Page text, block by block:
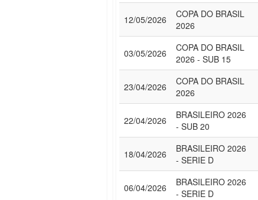
12/05/2026
COPA DO BRASIL
2026
03/05/2026
COPA DO BRASIL
2026 - SUB 15
23/04/2026
COPA DO BRASIL
2026
22/04/2026
BRASILEIRO 2026
- SUB 20
18/04/2026
BRASILEIRO 2026
- SERIE D
06/04/2026
BRASILEIRO 2026
- SERIE D